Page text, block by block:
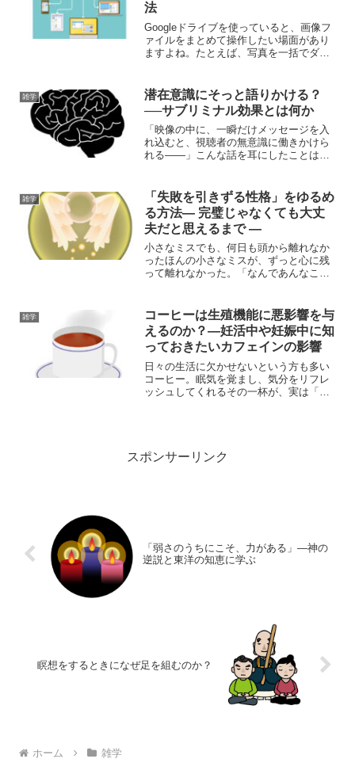
法
Googleドライブを使っていると、画像フ
ァイルをまとめて操作したい場面があり
ますよね。たとえば、写真を一括でダウ
てどうやって選ぶの？」と迷ってしまう
ことも。この記事では...
雑学
潜在意識にそっと語りかける？
──サブリミナル効果とは何か
「映像の中に、一瞬だけメッセージを入
れ込むと、視聴者の無意識に働きかけら
れる――」こんな話を耳にしたことはあ
関するものです。映画やCM、あるいは音
楽...
雑学
「失敗を引きずる性格」をゆるめ
る方法― 完璧じゃなくても大丈
夫だと思えるまで ―
小さなミスでも、何日も頭から離れなか
ったほんの小さなミスが、ずっと心に残
って離れなかった。「なんであんなこと
巻き戻しては再生してしまう。失敗した
ことを、すぐに忘れられる...
雑学
コーヒーは生殖機能に悪影響を与
えるのか？―妊活中や妊娠中に知
っておきたいカフェインの影響
日々の生活に欠かせないという方も多い
コーヒー。眠気を覚まし、気分をリフレ
ッシュしてくれるその一杯が、実は「生
スポンサーリンク
「弱さのうちにこそ、力がある」―神の
逆説と東洋の知恵に学ぶ
瞑想をするときになぜ足を組むのか？
ホーム 雑学